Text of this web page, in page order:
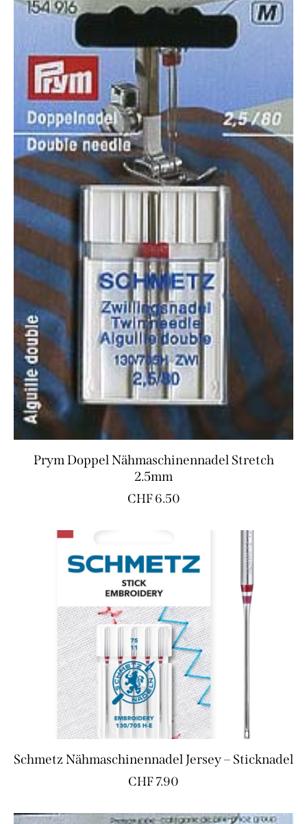
Prym Doppel Nähmaschinennadel Stretch
2.5mm
CHF6.50
Schmetz Nähmaschinennadel Jersey – Sticknadel
CHF7.90